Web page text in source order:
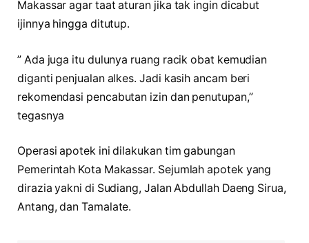
Makassar agar taat aturan jika tak ingin dicabut
ijinnya hingga ditutup.
” Ada juga itu dulunya ruang racik obat kemudian
diganti penjualan alkes. Jadi kasih ancam beri
rekomendasi pencabutan izin dan penutupan,”
tegasnya
Operasi apotek ini dilakukan tim gabungan
Pemerintah Kota Makassar. Sejumlah apotek yang
dirazia yakni di Sudiang, Jalan Abdullah Daeng Sirua,
Antang, dan Tamalate.